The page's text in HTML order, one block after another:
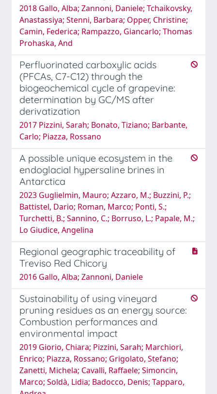
2018 Gallo, Alba; Zannoni, Daniele; Tchaikovsky,
Anastassiya; Stenni, Barbara; Opper, Christine;
Camin, Federica; Rampazzo, Giancarlo; Thomas
Prohaska, And
Perfluorinated carboxylic acids
(PFCAs, C7-C12) through the
biogeochemical cycle of grapevine:
determination by GC/MS after
derivatization
2017 Pizzini, Sarah; Bonato, Tiziano; Barbante,
Carlo; Piazza, Rossano
A possible unique ecosystem in the
endoglacial hypersaline brines in
Antarctica
2023 Guglielmin, Mauro; Azzaro, M.; Buzzini, P.;
Battistel, Dario; Roman, Marco; Ponti, S.;
Turchetti, B.; Sannino, C.; Borruso, L.; Papale, M.;
Lo Giudice, Angelina
Regional geographic traceability of
Treviso Red Chicory
2016 Gallo, Alba; Zannoni, Daniele
Sustainability of using vineyard
pruning residues as an energy source:
Combustion performances and
environmental impact
2019 Giorio, Chiara; Pizzini, Sarah; Marchiori,
Enrico; Piazza, Rossano; Grigolato, Stefano;
Zanetti, Michela; Cavalli, Raffaele; Simoncin,
Marco; Soldà, Lidia; Badocco, Denis; Tapparo,